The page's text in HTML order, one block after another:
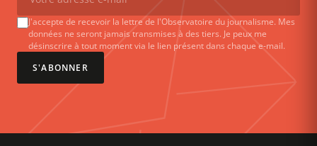
J'accepte de recevoir la lettre de l'Observatoire du journalisme. Mes
données ne seront jamais transmises à des tiers. Je peux me
désinscrire à tout moment via le lien présent dans chaque e-mail.
S'ABONNER